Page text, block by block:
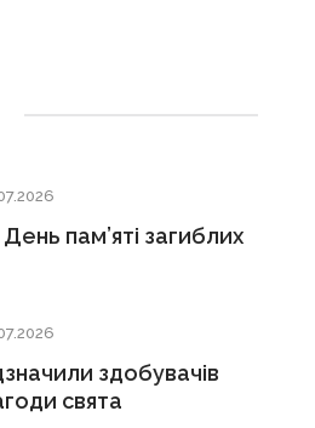
пам’яті загиблих
здобувачів
свята